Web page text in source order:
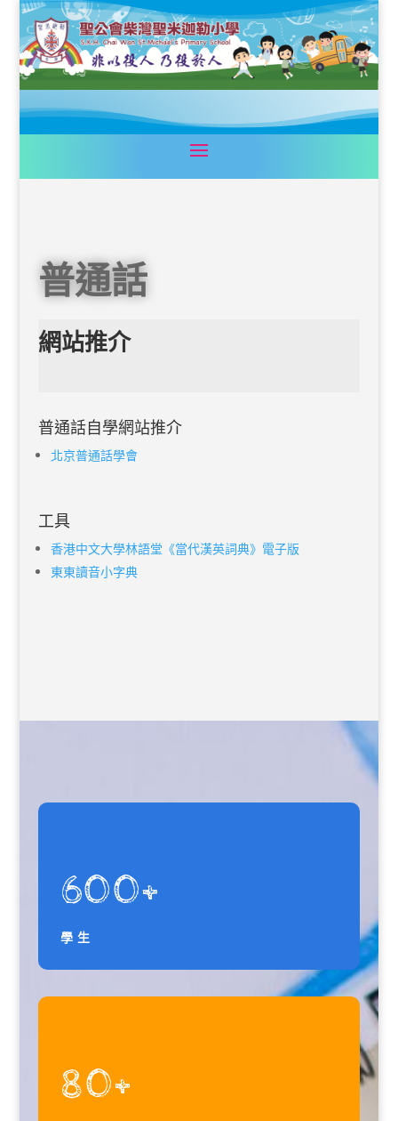
普通話
網站推介
普通話自學網站推介
北京普通話學會
工具
香港中文大學林語堂《當代漢英詞典》電子版
東東讀音小字典
600+
學生
80+